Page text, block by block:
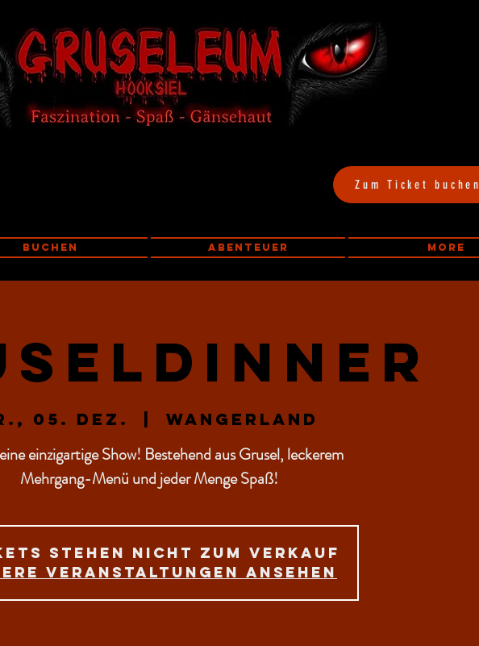
Zum Ticket buchen
Buchen Abenteuer More
05. Dez. Wangerland
einzigartige Show! Bestehend aus Grusel, leckerem
Mehrgang-Menü und jeder Menge Spaß!
stehen nicht zum Verkauf
Veranstaltungen ansehen